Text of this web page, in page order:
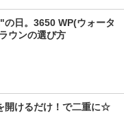
ィーの香り
ランドリン
日。3650 WP(ウォータ
ウンの選び方
開けるだけ！で二重に☆